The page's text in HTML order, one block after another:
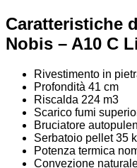
Caratteristiche
Nobis – A10 C
Rivestimento in
Profondità 41 cm
Riscalda 224 m3
Scarico fumi
Bruciatore
Serbatoio pellet 35
Potenza termica
Convezione